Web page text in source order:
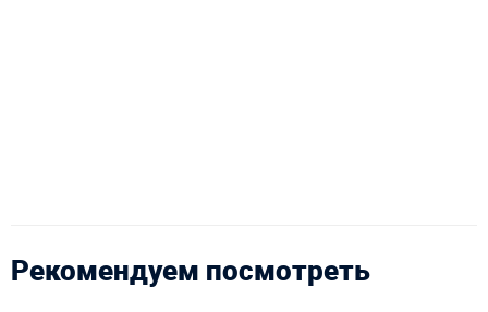
Рекомендуем посмотреть